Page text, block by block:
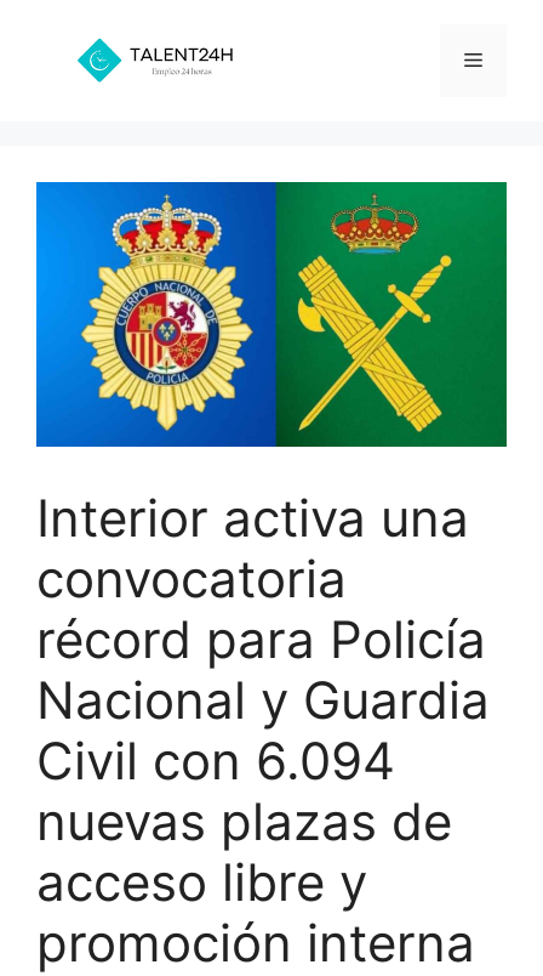
contenido
Menú
Interior activa una
convocatoria
récord para Policía
Nacional y Guardia
Civil con 6.094
nuevas plazas de
acceso libre y
promoción interna